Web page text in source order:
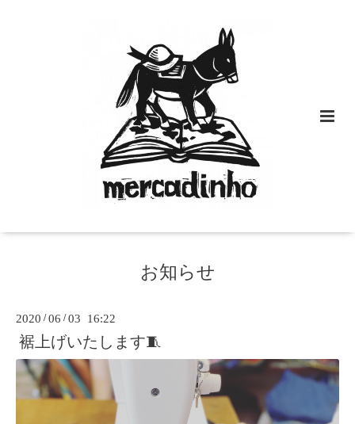
お知らせ
2020 /06 /03 16:22
裾上げいたします🧵